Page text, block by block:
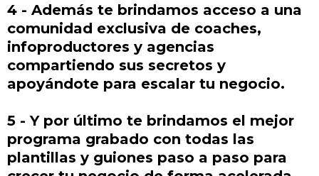
4 - Además te brindamos acceso a una
comunidad exclusiva de coaches,
infoproductores y agencias
compartiendo sus secretos y
apoyándote para escalar tu negocio.
5 - Y por último te brindamos el mejor
programa grabado con todas las
plantillas y guiones paso a paso para